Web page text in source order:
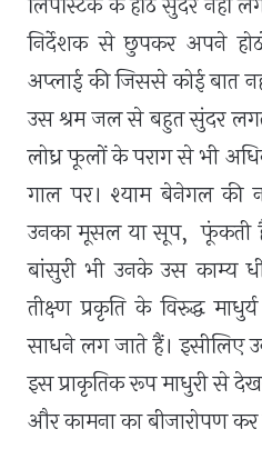
निर्देशक से छुपकर अपने
अप्लाई की जिससे कोई बात
उस श्रम जल से बहुत सुंदर
लोध्र फूलों के पराग से भी
गाल पर। श्याम बेनेगल की
उनका मूसल या सूप, फूंकती
बांसुरी भी उनके उस काम्य
तीक्ष्ण प्रकृति के विरुद्ध
साधने लग जाते हैं। इसीलिए
इस प्राकृतिक रूप माधुरी से
और कामना का बीजारोपण कर